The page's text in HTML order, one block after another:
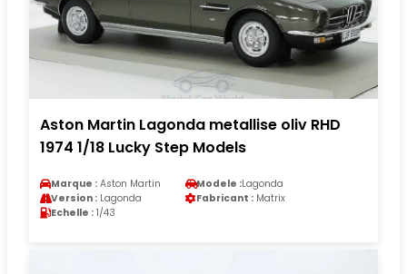
Aston Martin Lagonda metallise oliv RHD
1974 1/18 Lucky Step Models
Marque : Aston Martin Modele :Lagonda
Version : Lagonda Fabricant : Matrix
Echelle : 1/43